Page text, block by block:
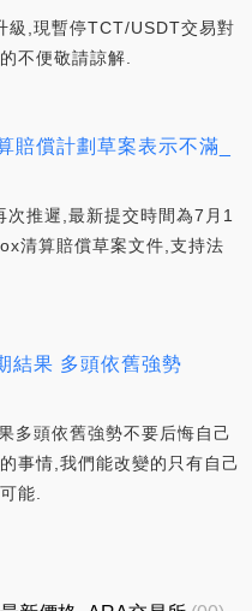
級,現暫停TCT/USDT交易對
不便敬請諒解.
賠償計劃草案表示不滿_
推遲,最新提交時間為7月1
清算賠償草案文件,支持法
結果 多頭依舊強勢
多頭依舊強勢不要后悔自己
事情,我們能改變的只有自己
能.